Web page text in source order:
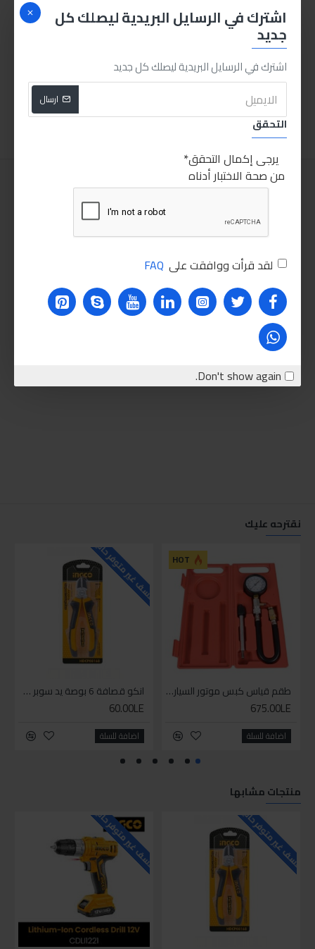
اشترك في الرسايل البريدية ليصلك كل
جديد
اشترك في الرسايل البريدية ليصلك كل جديد
ارسال
التحقق
يرجى إكمال التحقق
من صحة الاختبار أدناه
لقد قرأت ووافقت على FAQ
Don't show again.
صاروخ انكو 5 بوصه 800 وات
385.00LE
اضافة للسلة
ميني دريل انكو
425.00LE
نقترحه عليك
HOT
طقم قياس كبس موتور السياره 3 ق
675.00LE
اضافة للسلة
للاسف غير متوفر حاليا
انكو قصافة 6 بوصة يد سوبر وان
60.00LE
اضافة للسلة
منتجات مشابها
للاسف غير متوفر حاليا للاسف غير متوفر حاليا